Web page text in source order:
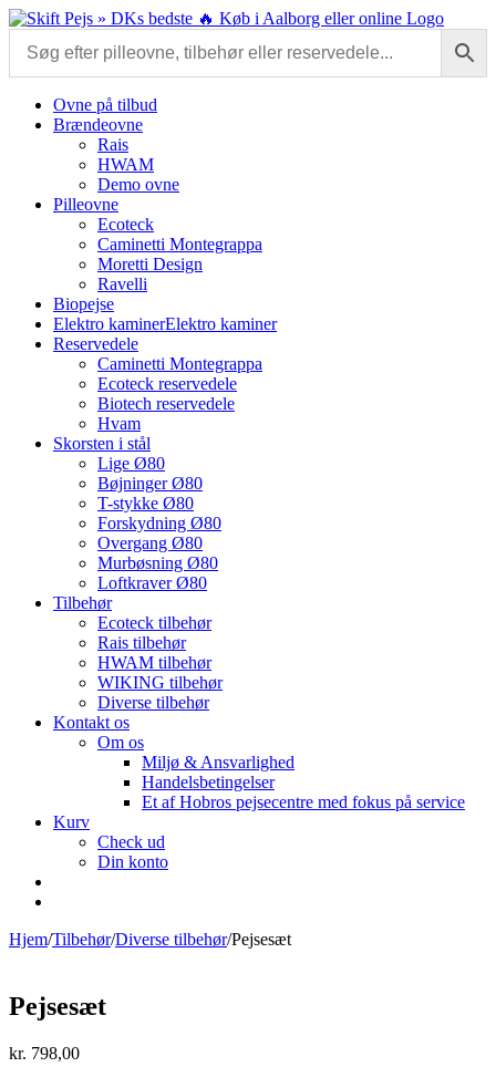
Skip
content
Ovne på tilbud
Brændeovne
Rais
HWAM
Demo ovne
Pilleovne
Ecoteck
Caminetti Montegrappa
Moretti Design
Ravelli
Biopejse
Elektro kaminerElektro kaminer
Reservedele
Caminetti Montegrappa
Ecoteck reservedele
Biotech reservedele
Hvam
Skorsten i stål
Lige Ø80
Bøjninger Ø80
T-stykke Ø80
Forskydning Ø80
Overgang Ø80
Murbøsning Ø80
Loftkraver Ø80
Tilbehør
Ecoteck tilbehør
Rais tilbehør
HWAM tilbehør
WIKING tilbehør
Diverse tilbehør
Kontakt os
Om os
Miljø & Ansvarlighed
Handelsbetingelser
Et af Hobros pejsecentre med fokus på service
Kurv
Check ud
Din konto
Hjem/Tilbehør/Diverse tilbehør/Pejsesæt
Pejsesæt
kr. 798,00